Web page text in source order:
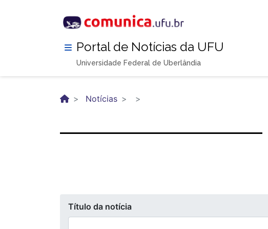
Portal de Notícias da UFU
Universidade Federal de Uberlândia
Notícias
Título da notícia